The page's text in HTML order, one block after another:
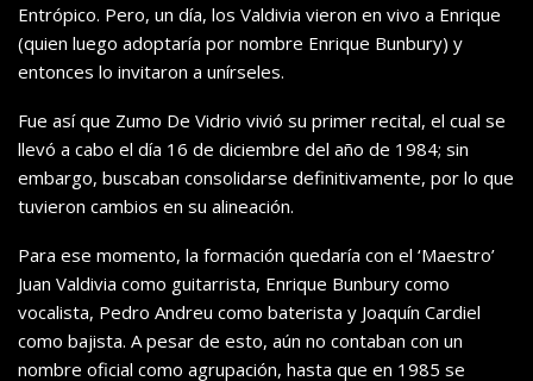
Entrópico. Pero, un día, los Valdivia vieron en vivo a Enrique
(quien luego adoptaría por nombre Enrique Bunbury) y
entonces lo invitaron a unírseles.
Fue así que Zumo De Vidrio vivió su primer recital, el cual se
llevó a cabo el día 16 de diciembre del año de 1984; sin
embargo, buscaban consolidarse definitivamente, por lo que
tuvieron cambios en su alineación.
Para ese momento, la formación quedaría con el ‘Maestro’
Juan Valdivia como guitarrista, Enrique Bunbury como
vocalista, Pedro Andreu como baterista y Joaquín Cardiel
como bajista. A pesar de esto, aún no contaban con un
nombre oficial como agrupación, hasta que en 1985 se